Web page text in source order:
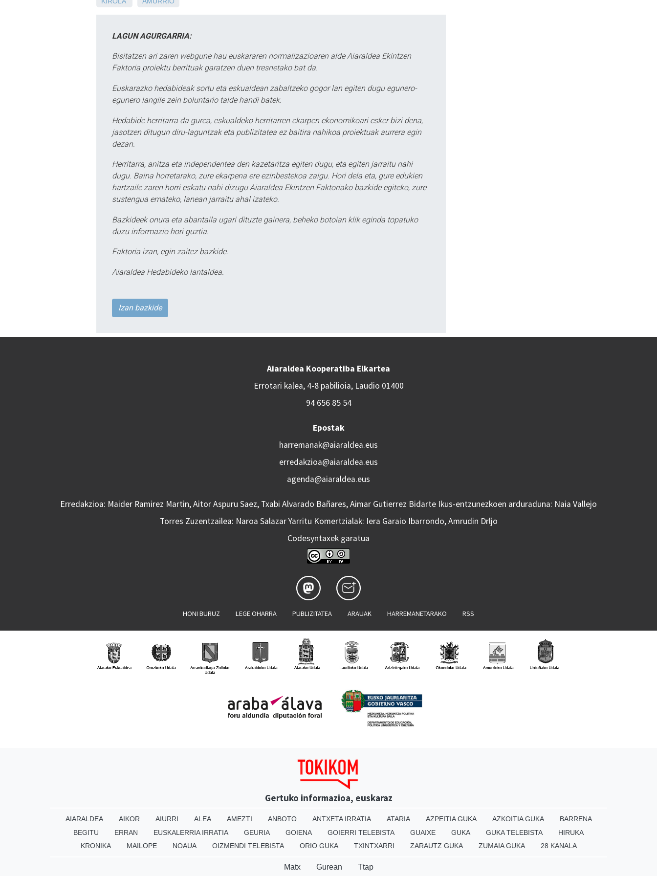
LAGUN AGURGARRIA:
Bisitatzen ari zaren webgune hau euskararen normalizazioaren alde Aiaraldea Ekintzen
Faktoria proiektu berrituak garatzen duen tresnetako bat da.
Euskarazko hedabideak sortu eta eskualdean zabaltzeko gogor lan egiten dugu egunero-
egunero langile zein boluntario talde handi batek.
Hedabide herritarra da gurea, eskualdeko herritarren ekarpen ekonomikoari esker bizi dena,
jasotzen ditugun diru-laguntzak eta publizitatea ez baitira nahikoa proiektuak aurrera egin
dezan.
Herritarra, anitza eta independentea den kazetaritza egiten dugu, eta egiten jarraitu nahi
dugu. Baina horretarako, zure ekarpena ere ezinbestekoa zaigu. Hori dela eta, gure edukien
hartzaile zaren horri eskatu nahi dizugu Aiaraldea Ekintzen Faktoriako bazkide egiteko, zure
sustengua emateko, lanean jarraitu ahal izateko.
Bazkideek onura eta abantaila ugari dituzte gainera, beheko botoian klik eginda topatuko
duzu informazio hori guztia.
Faktoria izan, egin zaitez bazkide.
Aiaraldea Hedabideko lantaldea.
Izan bazkide
Aiaraldea Kooperatiba Elkartea
Errotari kalea, 4-8 pabilioia, Laudio 01400
94 656 85 54
Epostak
harremanak@aiaraldea.eus
erredakzioa@aiaraldea.eus
agenda@aiaraldea.eus
Erredakzioa: Maider Ramirez Martin, Aitor Aspuru Saez, Txabi Alvarado Bañares, Aimar Gutierrez Bidarte Ikus-entzunezkoen arduraduna: Naia Vallejo
Torres Zuzentzailea: Naroa Salazar Yarritu Komertzialak: Iera Garaio Ibarrondo, Amrudin Drljo
Codesyntaxek garatua
HONI BURUZ LEGE OHARRA PUBLIZITATEA ARAUAK HARREMANETARAKO RSS
Gertuko informazioa, euskaraz
AIARALDEA AIKOR AIURRI ALEA AMEZTI ANBOTO ANTXETA IRRATIA ATARIA AZPEITIA GUKA AZKOITIA GUKA
BARRENA
BEGITU
ERRAN EUSKALERRIA IRRATIA GEURIA GOIENA GOIERRI TELEBISTA GUAIXE GUKA GUKA TELEBISTA
HIRUKA
KRONIKA
MAILOPE NOAUA OIZMENDI TELEBISTA ORIO GUKA TXINTXARRI ZARAUTZ GUKA ZUMAIA GUKA 28 KANALA
Matx Gurean Ttap